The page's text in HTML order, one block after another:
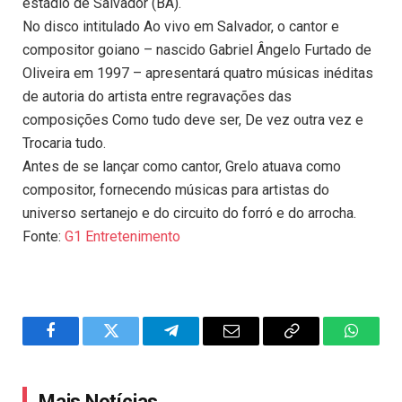
No disco intitulado Ao vivo em Salvador, o cantor e
compositor goiano – nascido Gabriel Ângelo Furtado de
Oliveira em 1997 – apresentará quatro músicas inéditas
de autoria do artista entre regravações das
composições Como tudo deve ser, De vez outra vez e
Trocaria tudo.
Antes de se lançar como cantor, Grelo atuava como
compositor, fornecendo músicas para artistas do
universo sertanejo e do circuito do forró e do arrocha.
Fonte: G1 Entretenimento
FacebookTwitter TelegramEmail
Copy